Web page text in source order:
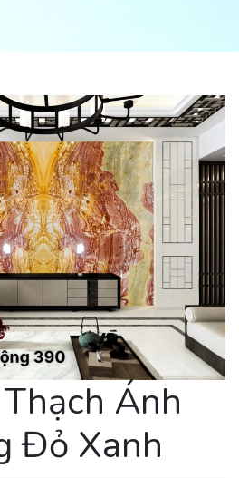
Ánh
Đỏ Xanh